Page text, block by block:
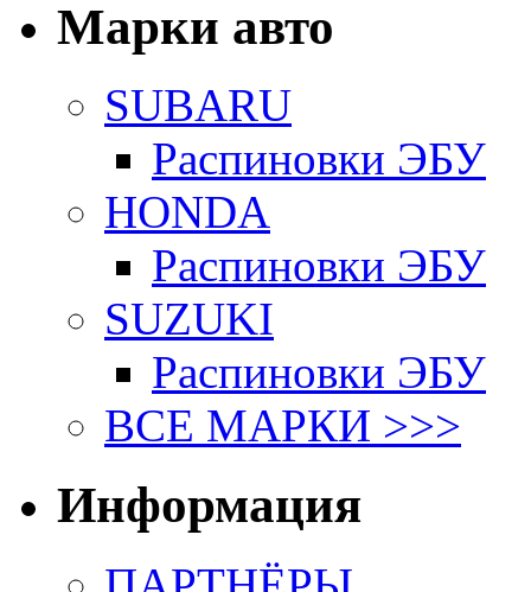
Марки авто
SUBARU
Распиновки ЭБУ
HONDA
Распиновки ЭБУ
SUZUKI
Распиновки ЭБУ
ВСЕ МАРКИ >>>
Информация